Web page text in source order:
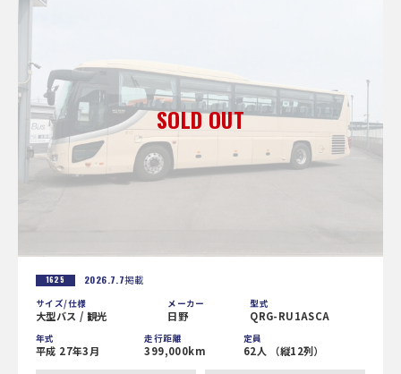
1625 2026.7.7掲載
サイズ/仕様
大型バス / 観光
メーカー
日野
型式
QRG-RU1ASCA
年式
平成 27年3月
走行距離
399,000km
定員
62人 （縦12列）